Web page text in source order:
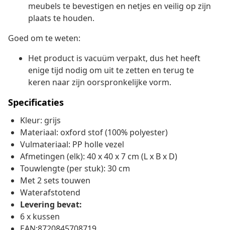
meubels te bevestigen en netjes en veilig op zijn
plaats te houden.
Goed om te weten:
Het product is vacuüm verpakt, dus het heeft
enige tijd nodig om uit te zetten en terug te
keren naar zijn oorspronkelijke vorm.
Specificaties
Kleur: grijs
Materiaal: oxford stof (100% polyester)
Vulmateriaal: PP holle vezel
Afmetingen (elk): 40 x 40 x 7 cm (L x B x D)
Touwlengte (per stuk): 30 cm
Met 2 sets touwen
Waterafstotend
Levering bevat:
6 x kussen